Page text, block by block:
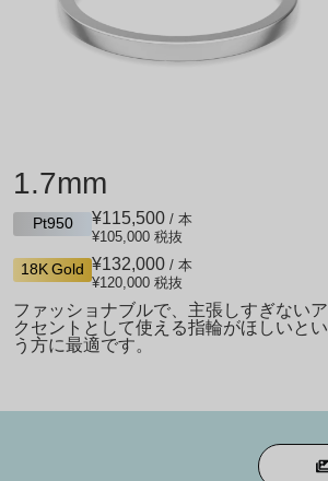
1.7mm
Pt950 ¥115,500 / 本
¥105,000 税抜
18K Gold ¥132,000 / 本
¥120,000 税抜
ファッショナブルで、主張しすぎないア
クセントとして使える指輪がほしいとい
う方に最適です。